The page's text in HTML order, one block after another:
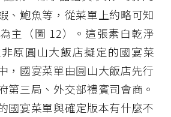
、鮑魚等，從菜單上約略可知
主（圖 12）。這張素白乾淨
原圓山大飯店擬定的國宴菜
，國宴菜單由圓山大飯店先行
第三局、外交部禮賓司會商。
國宴菜單與確定版本有什麼不